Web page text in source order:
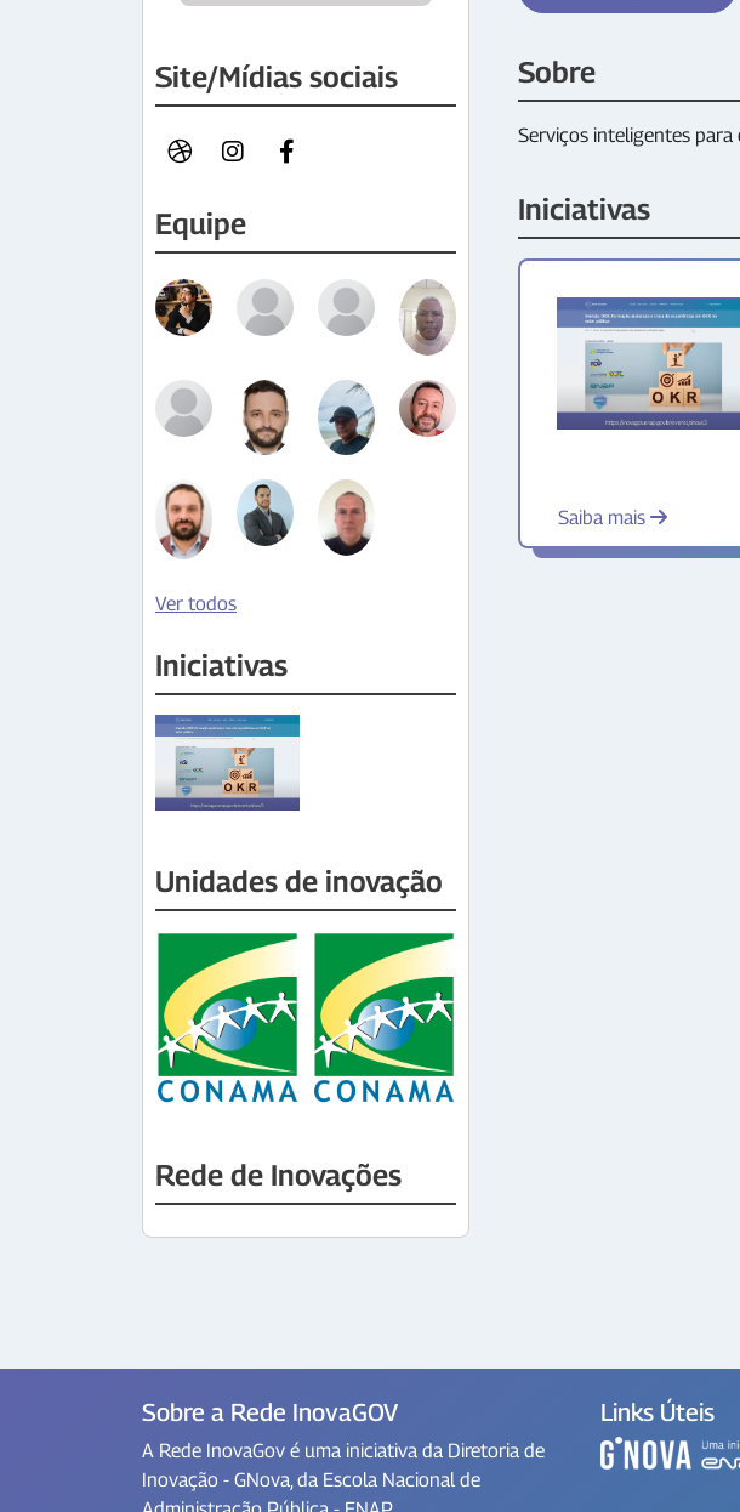
Site/Mídias sociais
Equipe
Ver todos
Iniciativas
Unidades de inovação
Rede de Inovações
Sobre
Serviços inteligentes
Iniciativas
Saiba mais
Sobre a Rede InovaGOV
A Rede InovaGov é uma iniciativa da Diretoria de
Inovação - GNova, da Escola Nacional de
Links Úteis